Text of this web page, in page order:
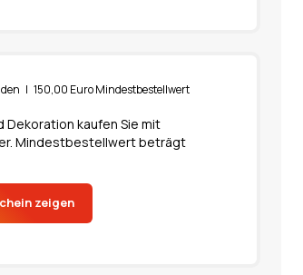
| 150,00 Euro Mindestbestellwert
Dekoration kaufen Sie mit
Mindestbestellwert beträgt
zeigen